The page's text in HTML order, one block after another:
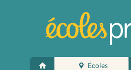
Écoles